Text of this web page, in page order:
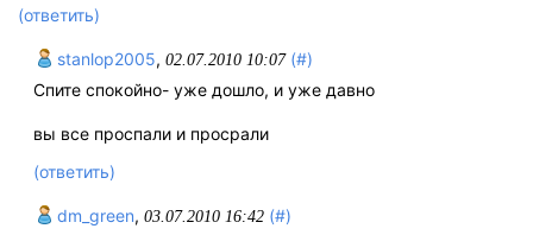
(ответить)
stanlop2005, 02.07.2010 10:07 (#)
Спите спокойно- уже дошло, и уже давно
вы все проспали и просрали
(ответить)
dm_green, 03.07.2010 16:42 (#)